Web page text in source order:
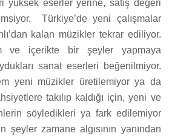
yüksek eserler yerine, satış değeri
Türkiye’de yeni çalışmalar
kalan müzikler tekrar ediliyor.
ve içerikte bir şeyler yapmaya
sanat eserleri beğenilmiyor.
yeni müzikler üretilemiyor ya da
takılıp kaldığı için, yeni ve
söyledikleri ya fark edilemiyor
zamane algısının yanından